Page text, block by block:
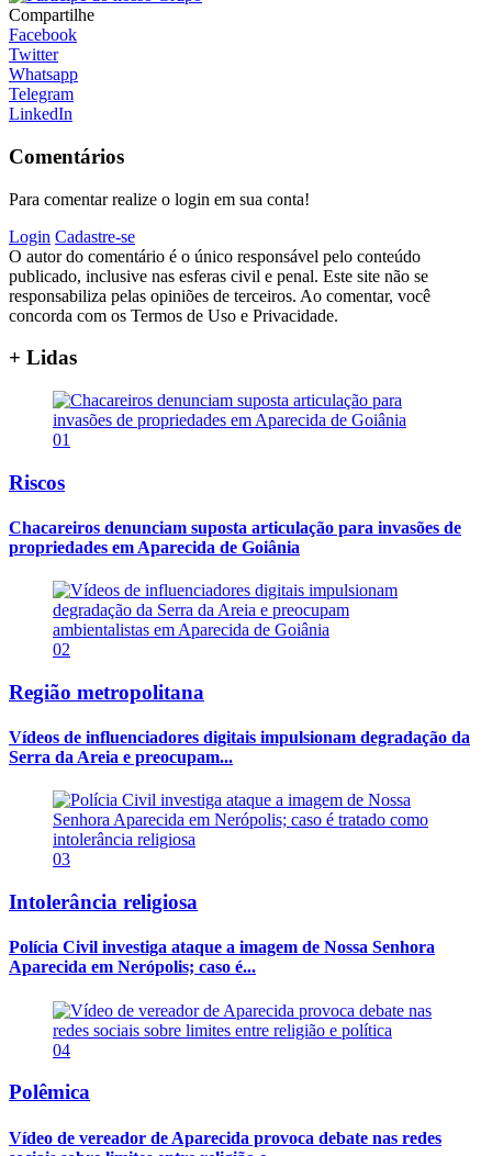
Compartilhe
Facebook
Twitter
Whatsapp
Telegram
LinkedIn
Comentários
Para comentar realize o login em sua conta!
Login Cadastre-se
O autor do comentário é o único responsável pelo conteúdo
publicado, inclusive nas esferas civil e penal. Este site não se
responsabiliza pelas opiniões de terceiros. Ao comentar, você
concorda com os Termos de Uso e Privacidade.
+ Lidas
01
Riscos
Chacareiros denunciam suposta articulação para invasões de
propriedades em Aparecida de Goiânia
02
Região metropolitana
Vídeos de influenciadores digitais impulsionam degradação da
Serra da Areia e preocupam...
03
Intolerância religiosa
Polícia Civil investiga ataque a imagem de Nossa Senhora
Aparecida em Nerópolis; caso é...
04
Polêmica
Vídeo de vereador de Aparecida provoca debate nas redes